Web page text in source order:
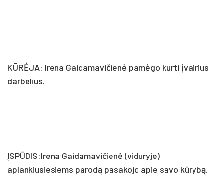
KŪRĖJA: Irena Gaidamavičienė pamėgo kurti įvairius
darbelius.
ĮSPŪDIS:Irena Gaidamavičienė (viduryje)
aplankiusiesiems parodą pasakojo apie savo kūrybą.